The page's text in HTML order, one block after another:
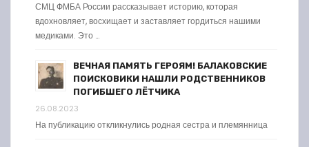
СМЦ ФМБА России рассказывает историю, которая
вдохновляет, восхищает и заставляет гордиться нашими
медиками. Это …
ВЕЧНАЯ ПАМЯТЬ ГЕРОЯМ! БАЛАКОВСКИЕ
ПОИСКОВИКИ НАШЛИ РОДСТВЕННИКОВ
ПОГИБШЕГО ЛЁТЧИКА
26.08.2023
На публикацию откликнулись родная сестра и племянница